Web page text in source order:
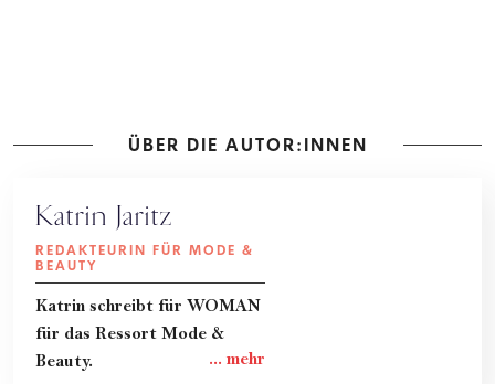
ÜBER DIE AUTOR:INNEN
Katrin Jaritz
REDAKTEURIN FÜR MODE &
BEAUTY
Katrin schreibt für WOMAN
für das Ressort Mode &
Beauty.